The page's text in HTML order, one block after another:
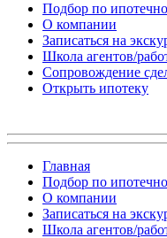
Подбор по
О компании
Записаться на
Школа агентов/
Сопровождение
Открыть ипотеку
Главная
Подбор по
О компании
Записаться на
Школа агентов/